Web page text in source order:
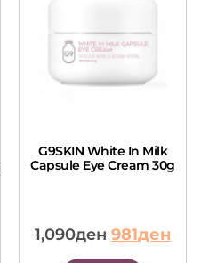
G9SKIN White In Milk
Capsule Eye Cream 30g
1,090ден 981ден